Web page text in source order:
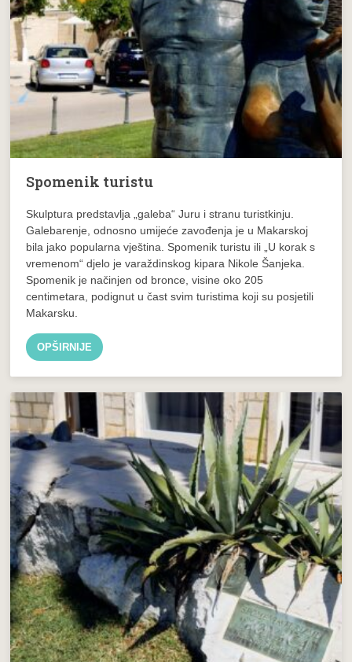
Spomenik turistu
Skulptura predstavlja „galeba“ Juru i stranu turistkinju.
Galebarenje, odnosno umijeće zavođenja je u Makarskoj
bila jako popularna vještina. Spomenik turistu ili „U korak s
vremenom“ djelo je varaždinskog kipara Nikole Šanjeka.
Spomenik je načinjen od bronce, visine oko 205
centimetara, podignut u čast svim turistima koji su posjetili
Makarsku.
OPŠIRNIJE